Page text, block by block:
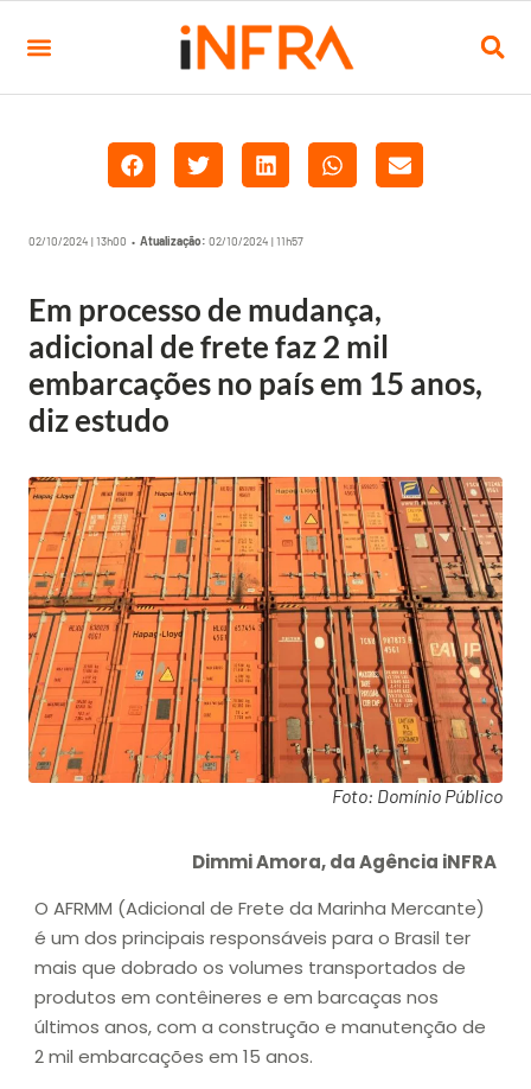
02/10/2024 | 13h00 • Atualização: 02/10/2024 | 11h57
Em processo de mudança,
adicional de frete faz 2 mil
embarcações no país em 15 anos,
diz estudo
Foto: Domínio Público
Dimmi Amora, da Agência iNFRA
O AFRMM (Adicional de Frete da Marinha Mercante)
é um dos principais responsáveis para o Brasil ter
mais que dobrado os volumes transportados de
produtos em contêineres e em barcaças nos
últimos anos, com a construção e manutenção de
2 mil embarcações em 15 anos.